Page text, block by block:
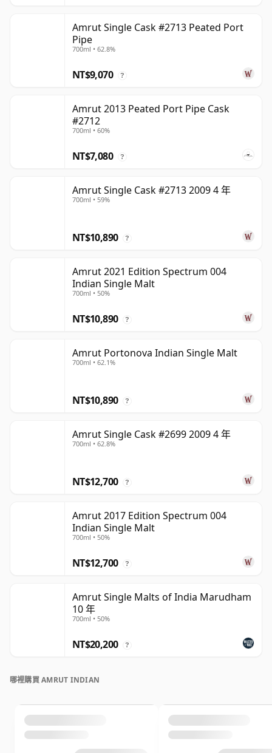
Amrut Single Cask #2713 Peated Port
Pipe
700ml • 62.8%
NT$9,070 ?
Amrut 2013 Peated Port Pipe Cask
#2712
700ml • 60%
NT$7,080 ?
Amrut Single Cask #2713 2009 4 年
700ml • 59%
NT$10,890 ?
Amrut 2021 Edition Spectrum 004
Indian Single Malt
700ml • 50%
NT$10,890 ?
Amrut Portonova Indian Single Malt
700ml • 62.1%
NT$10,890 ?
Amrut Single Cask #2699 2009 4 年
700ml • 62.8%
NT$12,700 ?
Amrut 2017 Edition Spectrum 004
Indian Single Malt
700ml • 50%
NT$12,700 ?
Amrut Single Malts of India Marudham
10 年
700ml • 50%
NT$20,200 ?
哪裡購買 AMRUT INDIAN